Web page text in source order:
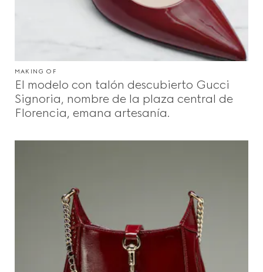
MAKING OF
El modelo con talón descubierto Gucci
Signoria, nombre de la plaza central de
Florencia, emana artesanía.